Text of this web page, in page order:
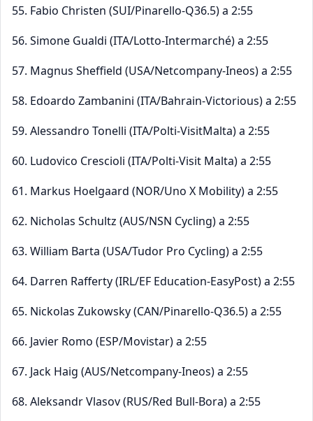
55. Fabio Christen (SUI/Pinarello-Q36.5) a 2:55
56. Simone Gualdi (ITA/Lotto-Intermarché) a 2:55
57. Magnus Sheffield (USA/Netcompany-Ineos) a 2:55
58. Edoardo Zambanini (ITA/Bahrain-Victorious) a 2:55
59. Alessandro Tonelli (ITA/Polti-VisitMalta) a 2:55
60. Ludovico Crescioli (ITA/Polti-Visit Malta) a 2:55
61. Markus Hoelgaard (NOR/Uno X Mobility) a 2:55
62. Nicholas Schultz (AUS/NSN Cycling) a 2:55
63. William Barta (USA/Tudor Pro Cycling) a 2:55
64. Darren Rafferty (IRL/EF Education-EasyPost) a 2:55
65. Nickolas Zukowsky (CAN/Pinarello-Q36.5) a 2:55
66. Javier Romo (ESP/Movistar) a 2:55
67. Jack Haig (AUS/Netcompany-Ineos) a 2:55
68. Aleksandr Vlasov (RUS/Red Bull-Bora) a 2:55